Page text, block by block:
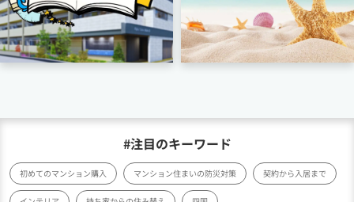
#注目のキーワード
初めてのマンション購入 マンション住まいの防災対策 契約から入居まで